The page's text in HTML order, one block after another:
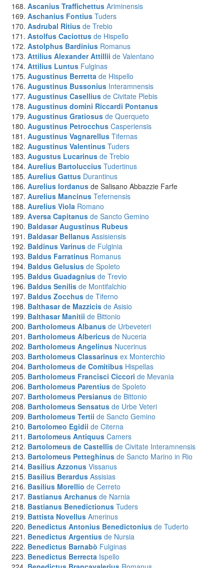
Ascanius Traffichettus Ariminensis
Aschanius Fontius Tuders
Asdrubal Ritius de Trebio
Astolfus Caciottus de Hispello
Astolphus Bardinius Romanus
Attilius Alexander Attillii de Valentano
Attilius Luntus Fulginas
Augustinus Berretta de Hispello
Augustinus Bussonius Interamnensis
Augustinus Casellius de Civitate Plebis
Augustinus domini Riccardi Pontanus
Augustinus Gratiosus de Querqueto
Augustinus Petrocchus Casperiensis
Augustinus Vagnarellus Tifernas
Augustinus Valentinus Tuders
Augustus Lucarinus de Trebio
Aurelius Bartoluccius Tudertinus
Aurelius Gattus Durantinus
Aurelius Iordanus de Salisano Abbazzie Farfe
Aurelius Mancinus Tefernensis
Aurelius Viola Romano
Aversa Capitanus de Sancto Gemino
Baldasar Augustinus Rubeus
Baldasar Bellanus Assisiensis
Baldinus Varinus de Fulginia
Baldus Farratinus Romanus
Baldus Gelusius de Spoleto
Baldus Guadagnius de Trevio
Baldus Senilis de Montifalchio
Baldus Zocchus de Tiferno
Balthasar de Mazzicis de Asisio
Balthasar Manitii de Bittonio
Bartholomeus Albanus de Urbeveteri
Bartholomeus Albericus de Nuceria
Bartholomeus Angelinus Nucerinus
Bartholomeus Classarinus ex Monterchio
Bartholomeus de Comitibus Hispellas
Bartholomeus Francisci Ciccori de Mevania
Bartholomeus Parentius de Spoleto
Bartholomeus Persianus de Bittonio
Bartholomeus Sensatus de Urbe Veteri
Bartholomeus Tertii de Sancto Gemino
Bartolomeo Egidii de Citerna
Bartolomeus Antiquus Camers
Bartolomeus de Castellis de Civitate Interamnensis
Bartolomeus Petteghinus de Sancto Marino in Rio
Basilius Azzonus Vissanus
Basilius Berardus Assisias
Basilius Morellio de Cerreto
Bastianus Archanus de Narnia
Bastianus Benedictionus Tuders
Battista Novellus Amerinus
Benedictus Antonius Benedictonius de Tuderto
Benedictus Argentius de Nursia
Benedictus Barnabò Fulginas
Benedictus Berrecta Ispello